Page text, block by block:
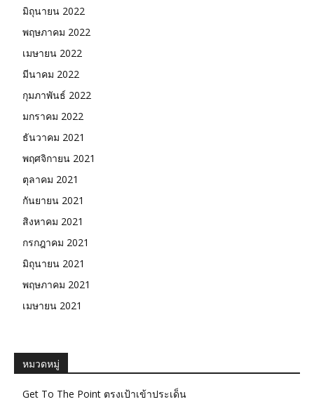
มิถุนายน 2022
พฤษภาคม 2022
เมษายน 2022
มีนาคม 2022
กุมภาพันธ์ 2022
มกราคม 2022
ธันวาคม 2021
พฤศจิกายน 2021
ตุลาคม 2021
กันยายน 2021
สิงหาคม 2021
กรกฎาคม 2021
มิถุนายน 2021
พฤษภาคม 2021
เมษายน 2021
หมวดหมู่
Get To The Point ตรงเป้าเข้าประเด็น